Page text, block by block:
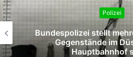
Polizei
Bundespolizei stellt
Gegenstände im
Hauptbahnhof